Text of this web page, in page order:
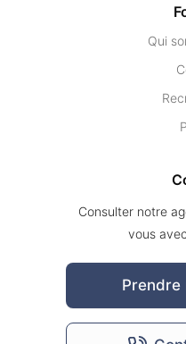
Qui
Consulter notre
vous
Prendre